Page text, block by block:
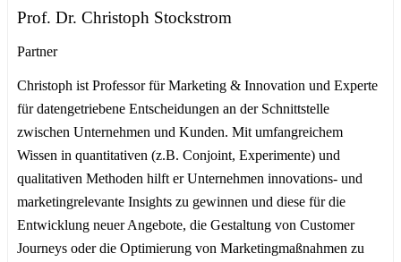
Prof. Dr. Christoph Stockstrom
Partner
Christoph ist Professor für Marketing & Innovation und Experte
für datengetriebene Entscheidungen an der Schnittstelle
zwischen Unternehmen und Kunden. Mit umfangreichem
Wissen in quantitativen (z.B. Conjoint, Experimente) und
qualitativen Methoden hilft er Unternehmen innovations- und
marketingrelevante Insights zu gewinnen und diese für die
Entwicklung neuer Angebote, die Gestaltung von Customer
Journeys oder die Optimierung von Marketingmaßnahmen zu